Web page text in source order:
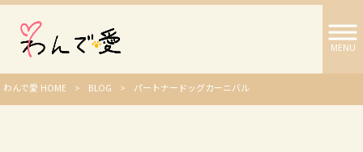
MENU
わんで愛 HOME > BLOG > パートナードッグカーニバル